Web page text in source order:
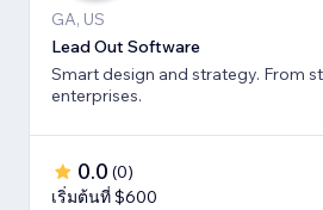
GA, US
Lead Out Software
Smart design and strategy. From
enterprises.
0.0 (0)
เริ่มต้นที่ $600